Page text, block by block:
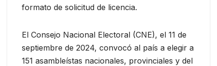
formato de solicitud de licencia.
El Consejo Nacional Electoral (CNE), el 11 de
septiembre de 2024, convocó al país a elegir a
151 asambleístas nacionales, provinciales y del